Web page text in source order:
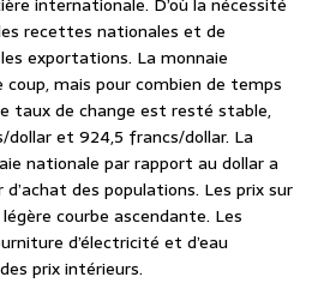
recettes nationales et de
exportations. La monnaie
mais pour combien de temps
taux de change est resté stable,
et 924,5 francs/dollar. La
nationale par rapport au dollar a
des populations. Les prix sur
courbe ascendante. Les
d’électricité et d’eau
prix intérieurs.